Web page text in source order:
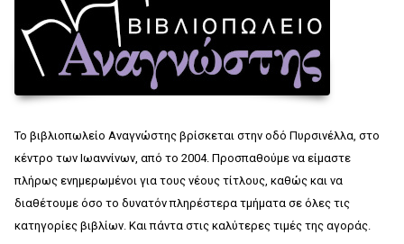
Το βιβλιοπωλείο Αναγνώστης βρίσκεται στην οδό Πυρσινέλλα, στο
κέντρο των Ιωαννίνων, από το 2004. Προσπαθούμε να είμαστε
πλήρως ενημερωμένοι για τους νέους τίτλους, καθώς και να
διαθέτουμε όσο το δυνατόν πληρέστερα τμήματα σε όλες τις
κατηγορίες βιβλίων. Και πάντα στις καλύτερες τιμές της αγοράς.